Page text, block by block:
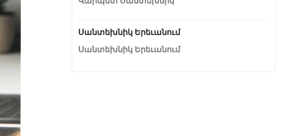
Սանտեխնիկ Երեւանում
Սանտեխնիկ Երեւանում